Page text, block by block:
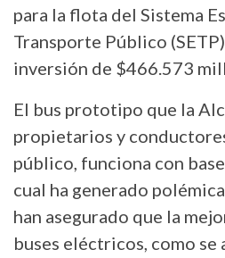
para la flota del Sistema
Transporte Público
inversión de $466.573
El bus prototipo que la
propietarios y
público, funciona con
cual ha generado
han asegurado que la
buses eléctricos, como se